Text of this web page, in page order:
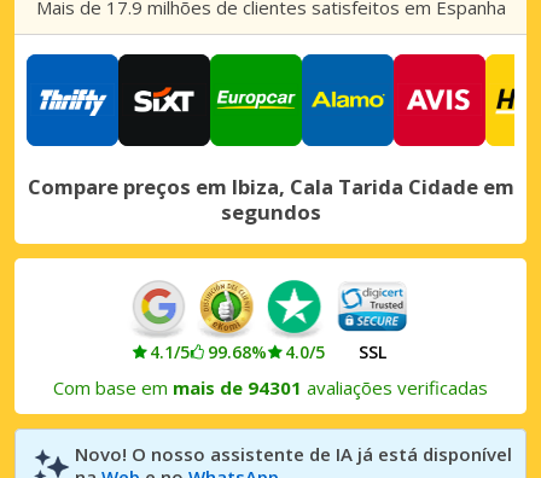
Mais de 17.9 milhões de clientes satisfeitos em Espanha
Compare preços em Ibiza, Cala Tarida Cidade em
segundos
4.1/5 99.68% 4.0/5 SSL
Com base em mais de 94301 avaliações verificadas
Novo! O nosso assistente de IA já está disponível